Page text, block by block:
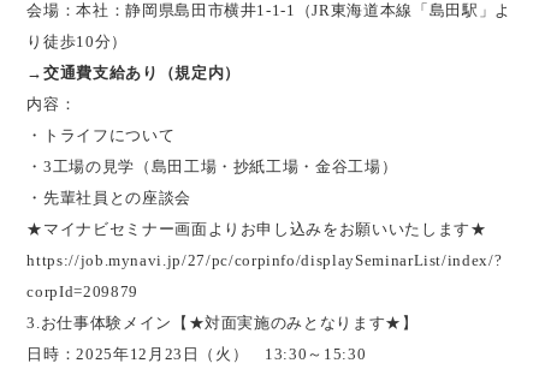
会場：本社：静岡県島田市横井1-1-1（JR東海道本線「島田駅」よ
り徒歩10分）
→交通費支給あり（規定内）
内容：
・トライフについて
・3工場の見学（島田工場・抄紙工場・金谷工場）
・先輩社員との座談会
★マイナビセミナー画面よりお申し込みをお願いいたします★
https://job.mynavi.jp/27/pc/corpinfo/displaySeminarList/index/?
corpId=209879
3.お仕事体験メイン【★対面実施のみとなります★】
日時：2025年12月23日（火） 13:30～15:30